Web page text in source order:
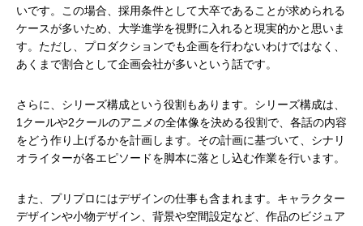
いです。この場合、採用条件として大卒であることが求められる
ケースが多いため、大学進学を視野に入れると現実的かと思いま
す。ただし、プロダクションでも企画を行わないわけではなく、
あくまで割合として企画会社が多いという話です。
さらに、シリーズ構成という役割もあります。シリーズ構成は、
1クールや2クールのアニメの全体像を決める役割で、各話の内容
をどう作り上げるかを計画します。その計画に基づいて、シナリ
オライターが各エピソードを脚本に落とし込む作業を行います。
また、プリプロにはデザインの仕事も含まれます。キャラクター
デザインや小物デザイン、背景や空間設定など、作品のビジュア